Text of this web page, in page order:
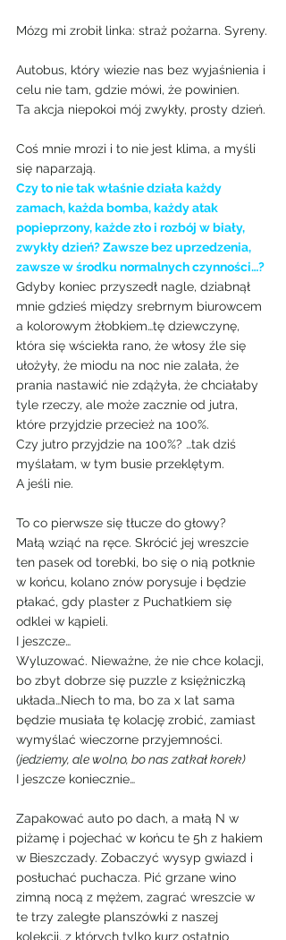
Mózg mi zrobił linka: straż pożarna. Syreny.
Autobus, który wiezie nas bez wyjaśnienia i
celu nie tam, gdzie mówi, że powinien.
Ta akcja niepokoi mój zwykły, prosty dzień.
Coś mnie mrozi i to nie jest klima, a myśli
się naparzają.
Czy to nie tak właśnie działa każdy
zamach, każda bomba, każdy atak
popieprzony, każde zło i rozbój w biały,
zwykły dzień? Zawsze bez uprzedzenia,
zawsze w środku normalnych czynności…?
Gdyby koniec przyszedł nagle, dziabnął
mnie gdzieś między srebrnym biurowcem
a kolorowym żłobkiem…tę dziewczynę,
która się wściekła rano, że włosy źle się
ułożyły, że miodu na noc nie zalała, że
prania nastawić nie zdążyła, że chciałaby
tyle rzeczy, ale może zacznie od jutra,
które przyjdzie przecież na 100%.
Czy jutro przyjdzie na 100%? …tak dziś
myślałam, w tym busie przeklętym.
A jeśli nie.
To co pierwsze się tłucze do głowy?
Małą wziąć na ręce. Skrócić jej wreszcie
ten pasek od torebki, bo się o nią potknie
w końcu, kolano znów porysuje i będzie
płakać, gdy plaster z Puchatkiem się
odklei w kąpieli.
I jeszcze…
Wyluzować. Nieważne, że nie chce kolacji,
bo zbyt dobrze się puzzle z księżniczką
układa…Niech to ma, bo za x lat sama
będzie musiała tę kolację zrobić, zamiast
wymyślać wieczorne przyjemności.
(jedziemy, ale wolno, bo nas zatkał korek)
I jeszcze koniecznie…
Zapakować auto po dach, a małą N w
piżamę i pojechać w końcu te 5h z hakiem
w Bieszczady. Zobaczyć wysyp gwiazd i
posłuchać puchacza. Pić grzane wino
zimną nocą z mężem, zagrać wreszcie w
te trzy zaległe planszówki z naszej
kolekcji, z których tylko kurz ostatnio